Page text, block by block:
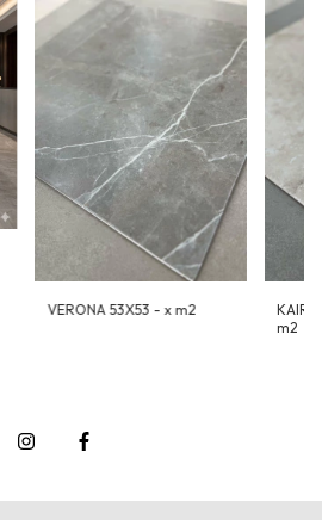
VERONA 53X53 - x m2
m2